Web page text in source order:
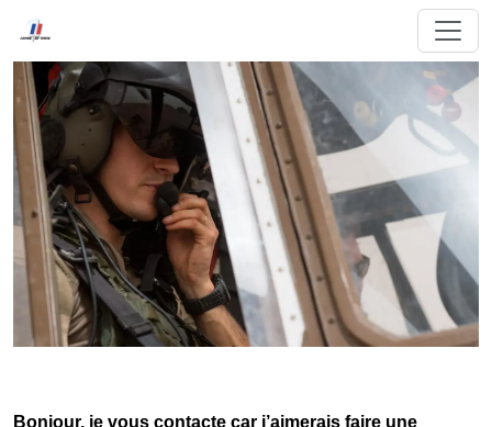
Bonjour, je vous contacte car j’aimerais faire une